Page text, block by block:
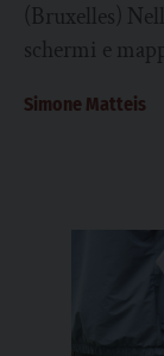
(Bruxelles)
schermi e
Simone Matteis